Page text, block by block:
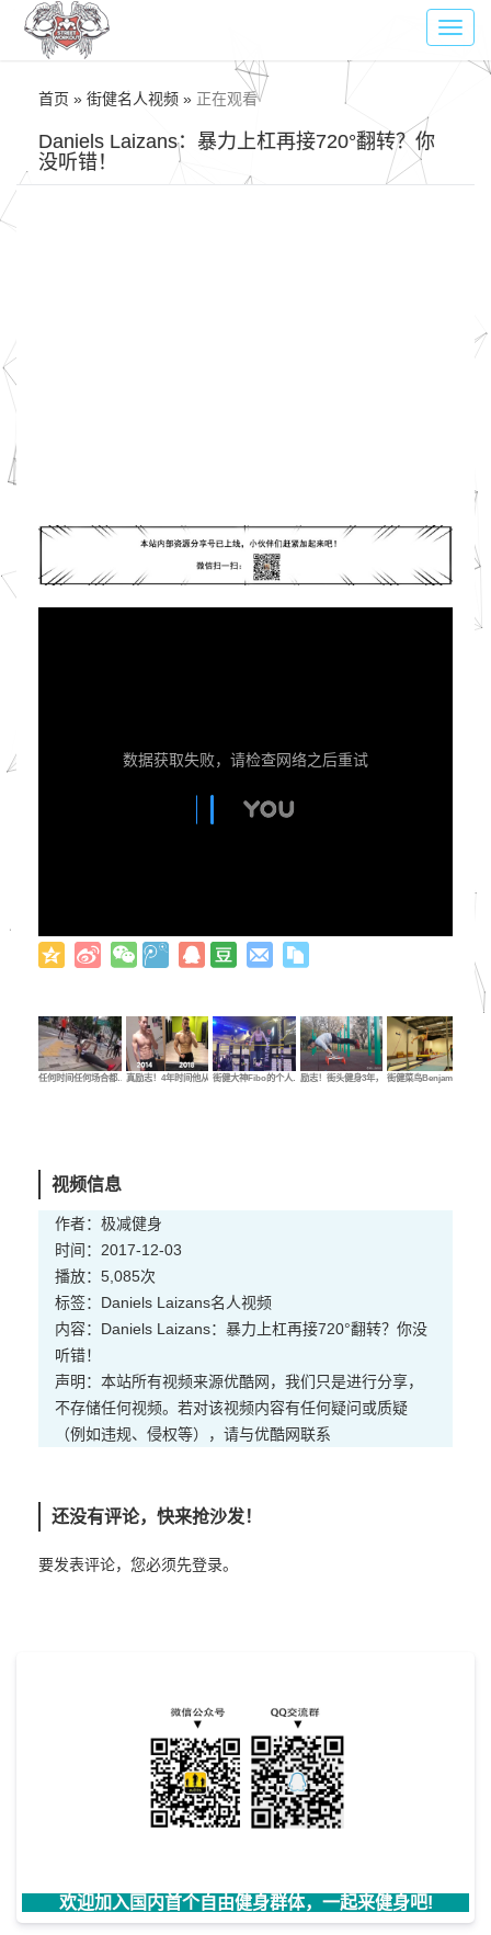
首页 » 街健名人视频 » 正在观看
Daniels Laizans：暴力上杠再接720°翻转？你
没听错！
数据获取失败，请检查网络之后重试
任何时间任何场合都… 真励志！4年时间他从…街健大神Fibo的个人…励志！街头健身3年，…街健菜鸟Benjamin的…
视频信息
作者：极减健身
时间：2017-12-03
播放：5,085次
标签： Daniels Laizans名人视频
内容：Daniels Laizans：暴力上杠再接720°翻转？你没
听错！
声明：本站所有视频来源优酷网，我们只是进行分享，
不存储任何视频。若对该视频内容有任何疑问或质疑
（例如违规、侵权等），请与优酷网联系
还没有评论，快来抢沙发！
要发表评论，您必须先登录。
欢迎加入国内首个自由健身群体，一起来健身吧!